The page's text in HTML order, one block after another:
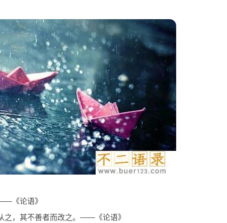
《论语》
之，其不善者而改之。——《论语》